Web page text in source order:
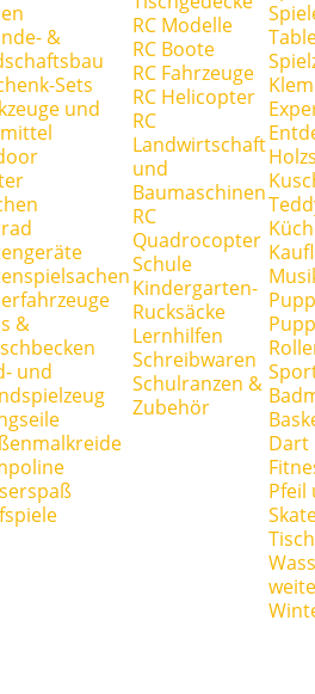
&
Sets
und
&
und
RC Modelle
RC Boote
RC Fahrzeuge
RC Helicopter
RC
Landwirtschaft
und
Baumaschinen
RC
Quadrocopter
Schule
Kindergarten-
Rucksäcke
Lernhilfen
Schreibwaren
Schulranzen &
Zubehör
Dart
Pfeil